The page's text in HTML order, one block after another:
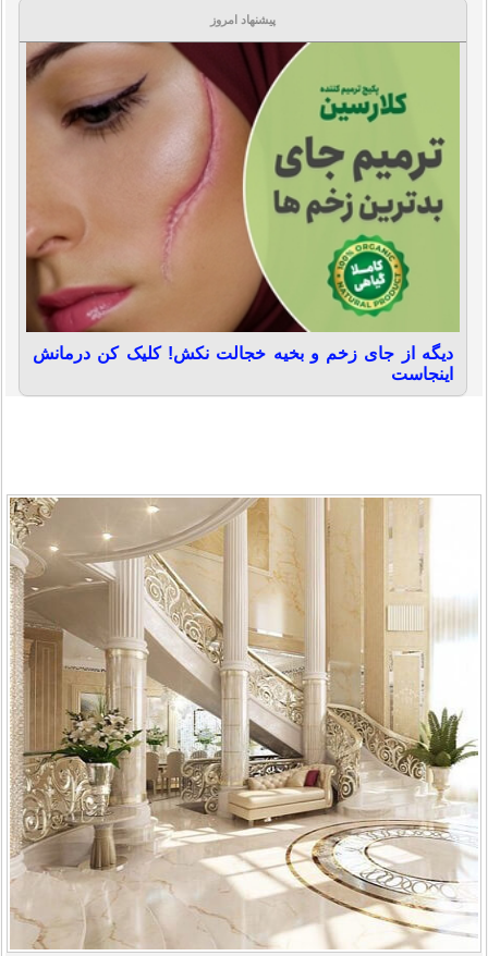
پیشنهاد امروز
دیگه از جای زخم و بخیه خجالت نکش! کلیک کن درمانش
اینجاست